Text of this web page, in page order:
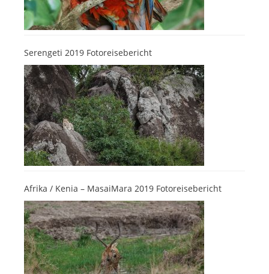
Serengeti 2019 Fotoreisebericht
Afrika / Kenia – MasaiMara 2019 Fotoreisebericht